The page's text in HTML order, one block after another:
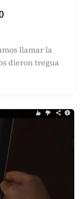
llamar la
dieron tregua